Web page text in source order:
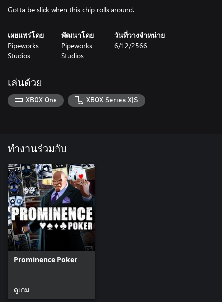
Gotta be slick when this chip rolls around.
เผยแพร่โดย
Pipeworks
Studios
พัฒนาโดย
Pipeworks
Studios
วันที่วางจำหน่าย
6/12/2566
เล่นด้วย
XBOX One XBOX Series X|S
ทำงานร่วมกับ
Prominence Poker
ดูเกม